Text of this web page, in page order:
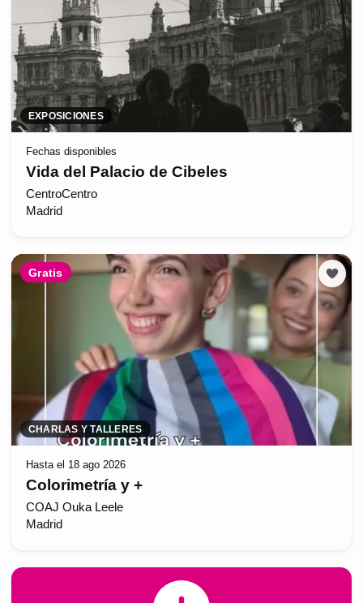
EXPOSICIONES
Fechas disponibles
Vida del Palacio de Cibeles
CentroCentro
Madrid
Gratis
CHARLAS Y TALLERES
Hasta el 18 ago 2026
Colorimetría y +
COAJ Ouka Leele
Madrid